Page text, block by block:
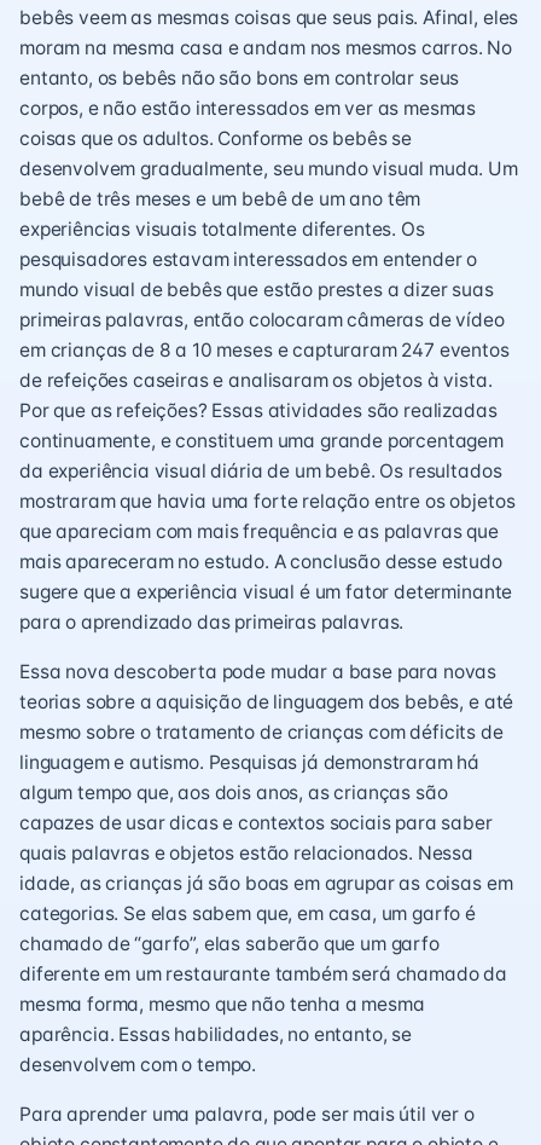
bebês veem as mesmas coisas que seus pais. Afinal, eles
moram na mesma casa e andam nos mesmos carros. No
entanto, os bebês não são bons em controlar seus
corpos, e não estão interessados ​​em ver as mesmas
coisas que os adultos. Conforme os bebês se
desenvolvem gradualmente, seu mundo visual muda. Um
bebê de três meses e um bebê de um ano têm
experiências visuais totalmente diferentes. Os
pesquisadores estavam interessados ​​em entender o
mundo visual de bebês que estão prestes a dizer suas
primeiras palavras, então colocaram câmeras de vídeo
em crianças de 8 a 10 meses e capturaram 247 eventos
de refeições caseiras e analisaram os objetos à vista.
Por que as refeições? Essas atividades são realizadas
continuamente, e constituem uma grande porcentagem
da experiência visual diária de um bebê. Os resultados
mostraram que havia uma forte relação entre os objetos
que apareciam com mais frequência e as palavras que
mais apareceram no estudo. A conclusão desse estudo
sugere que a experiência visual é um fator determinante
para o aprendizado das primeiras palavras.
Essa nova descoberta pode mudar a base para novas
teorias sobre a aquisição de linguagem dos bebês, e até
mesmo sobre o tratamento de crianças com déficits de
linguagem e autismo. Pesquisas já demonstraram há
algum tempo que, aos dois anos, as crianças são
capazes de usar dicas e contextos sociais para saber
quais palavras e objetos estão relacionados. Nessa
idade, as crianças já são boas em agrupar as coisas em
categorias. Se elas sabem que, em casa, um garfo é
chamado de “garfo”, elas saberão que um garfo
diferente em um restaurante também será chamado da
mesma forma, mesmo que não tenha a mesma
aparência. Essas habilidades, no entanto, se
desenvolvem com o tempo.
Para aprender uma palavra, pode ser mais útil ver o